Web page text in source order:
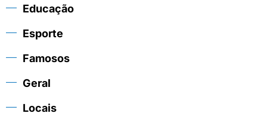
Educação
Esporte
Famosos
Geral
Locais